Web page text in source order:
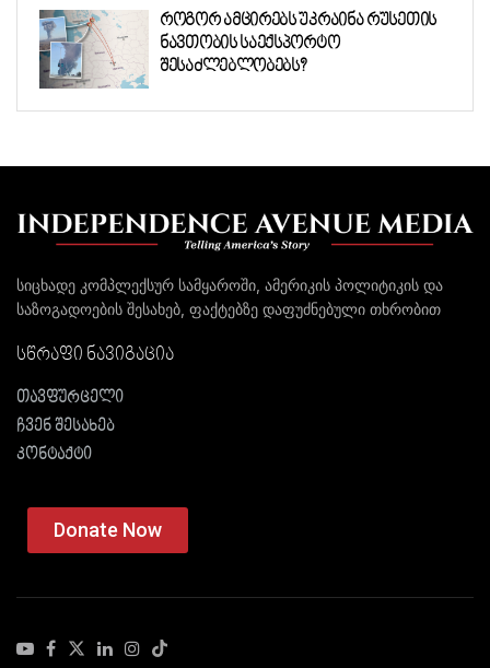
როგორ ამცირებს უკრაინა რუსეთის
ნავთობის საექსპორტო
შესაძლებლობებს?
სიცხადე კომპლექსურ სამყაროში, ამერიკის პოლიტიკის და
საზოგადოების შესახებ, ფაქტებზე დაფუძნებული თხრობით
სწრაფი ნავიგაცია
თავფურცელი
ჩვენ შესახებ
კონტაქტი
Donate Now